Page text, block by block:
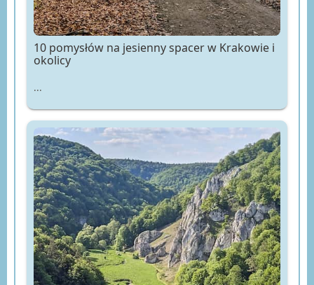
10 pomysłów na jesienny spacer w Krakowie i
okolicy
...